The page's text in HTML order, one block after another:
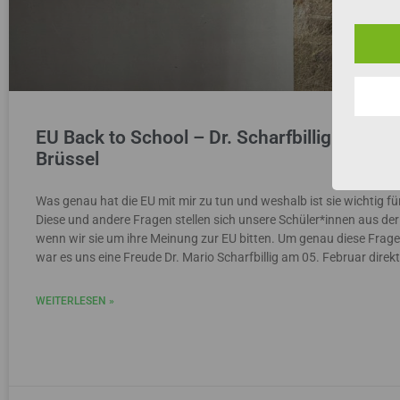
EU Back to School – Dr. Scharfbillig zu
Brüssel
Was genau hat die EU mit mir zu tun und weshalb ist sie wichtig
Diese und andere Fragen stellen sich unsere Schüler*innen aus
wenn wir sie um ihre Meinung zur EU bitten. Um genau diese
war es uns eine Freude Dr. Mario Scharfbillig am 05. Februar
WEITERLESEN »